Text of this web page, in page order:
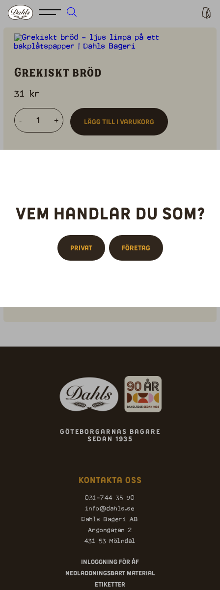
Grekiskt bröd
31 kr
- + Lägg till i varukorg
Vikt: 550g
Näringsinnehåll
Göteborgarnas bagare
sedan 1935
Kontakta oss
031-744 35 90
info@dahls.se
Dahls Bageri AB
Argongatan 2
431 53 Mölndal
Inloggning för ÅF
Nedladdningsbart material
Etiketter
Vem handlar du som?
Privat Företag